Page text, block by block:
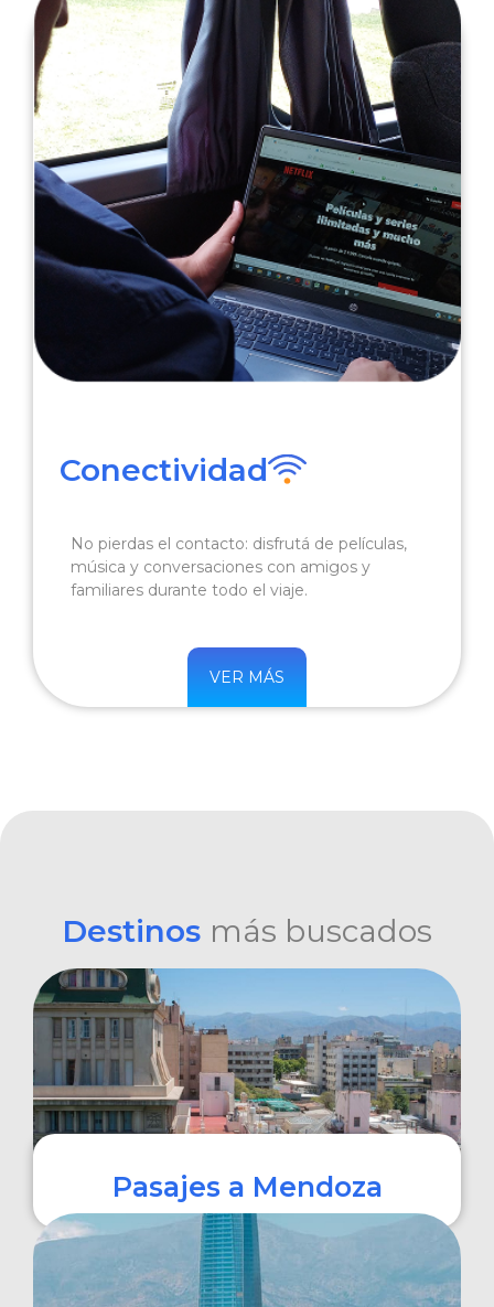
Conectividad
No pierdas el contacto: disfrutá de películas,
música y conversaciones con amigos y
familiares durante todo el viaje.
VER MÁS
Destinos más buscados
Pasajes a Mendoza
COMPRAR